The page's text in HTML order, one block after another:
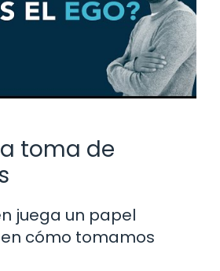
toma de
juega un papel
cómo tomamos